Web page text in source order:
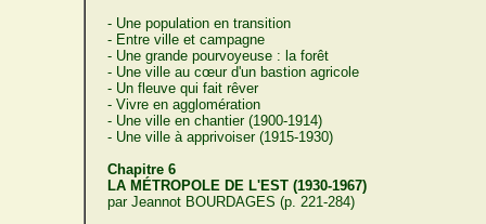
- Une population en transition
- Entre ville et campagne
- Une grande pourvoyeuse : la forêt
- Une ville au cœur d'un bastion agricole
- Un fleuve qui fait rêver
- Vivre en agglomération
- Une ville en chantier (1900-1914)
- Une ville à apprivoiser (1915-1930)
Chapitre 6
LA MÉTROPOLE DE L'EST (1930-1967)
par Jeannot BOURDAGES (p. 221-284)